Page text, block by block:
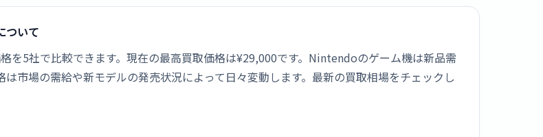
ついて
5社で比較できます。現在の最高買取価格は¥29,000です。Nintendoのゲーム機は新品需
市場の需給や新モデルの発売状況によって日々変動します。最新の買取相場をチェックし